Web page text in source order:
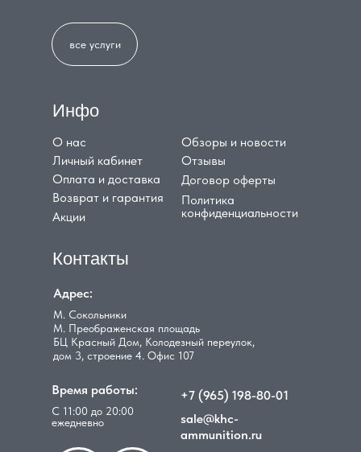
Инфо
Контакты
О нас
Личный кабинет
Оплата и доставка
Возврат и гарантия
Акции
Обзоры и новости
Отзывы
Договор оферты
Адрес:
М. Сокольники
М. Преображенская площадь
БЦ Красный Дом, Колодезный переулок,
дом 3, строение 4. Офис 107
Время работы:
С 11:00 до 20:00
ежедневно
+7 (965) 198-80-01
sale@khc-
ammunition.ru
все услуги
Политика
конфиденциальности